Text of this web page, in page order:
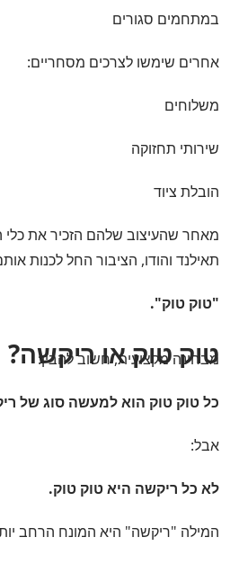
במתחמים סגורים
אחרים שימשו לצרכים מסחריים:
משלוחים
שירותי תחזוקה
הובלת ציוד
מאחר שהעיצוב שלהם הזכיר את
תאילנד והודו, הציבור החל לכנות
"טוק טוק".
טוק טוק או ריקשה?
מבחינה מקצועית, חשוב להבין:
כל טוק טוק הוא למעשה סוג של
אבל:
לא כל ריקשה היא טוק טוק.
המילה "ריקשה" היא המונח הרחב